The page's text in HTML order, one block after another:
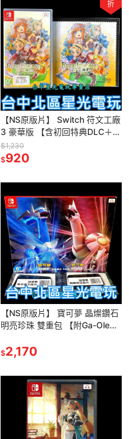
折
【NS原版片】 Switch 符文工廠
3 豪華版 【含初回特典DLC＋擦
拭布】中文版全新品【台中星光
電玩】
$1,230
$920
【NS原版片】 寶可夢 晶燦鑽石
明亮珍珠 雙重包 【附Ga-Ole卡
【台中星光電玩】
$2,170